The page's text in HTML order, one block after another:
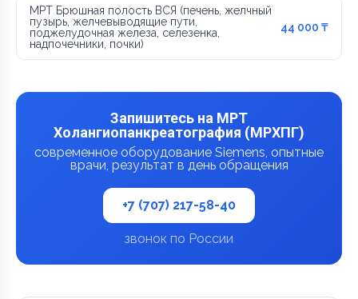
МРТ Брюшная полость ВСЯ (печень, желчный
пузырь, желчевыводящие пути,
поджелудочная железа, селезенка,
надпочечники, почки)
44 000 ₸
Запишитесь на МРТ
Холангиопанкреатография (МРХПГ)
современное оборудование Siemens, опытные
врачи, результат в день обращения
+7 (707) 217-58-40
звонок по России